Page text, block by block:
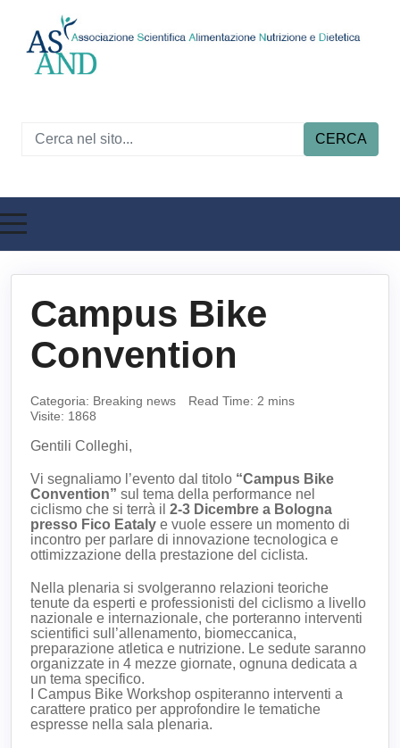
CERCA
Campus Bike
Convention
Categoria: Breaking news
Read Time: 2 mins
Visite: 1868
Gentili Colleghi,
Vi segnaliamo l’evento dal titolo “Campus Bike
Convention” sul tema della performance nel
ciclismo che si terrà il2-3 Dicembre a Bologna
presso Fico Eataly e vuole essere un momento di
incontro per parlare di innovazione tecnologica e
ottimizzazione della prestazione del ciclista.
Nella plenaria si svolgeranno relazioni teoriche
tenute da esperti e professionisti del ciclismo a livello
nazionale e internazionale, che porteranno interventi
scientifici sull’allenamento, biomeccanica,
preparazione atletica e nutrizione. Le sedute saranno
organizzate in 4 mezze giornate, ognuna dedicata a
un tema specifico.
I Campus Bike Workshop ospiteranno interventi a
carattere pratico per approfondire le tematiche
espresse nella sala plenaria.